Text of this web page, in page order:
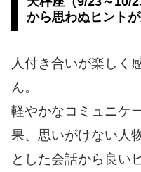
から思わぬヒント
人付き合いが楽しく
ん。
軽やかなコミュニケ
果、思いがけない人
とした会話から良い